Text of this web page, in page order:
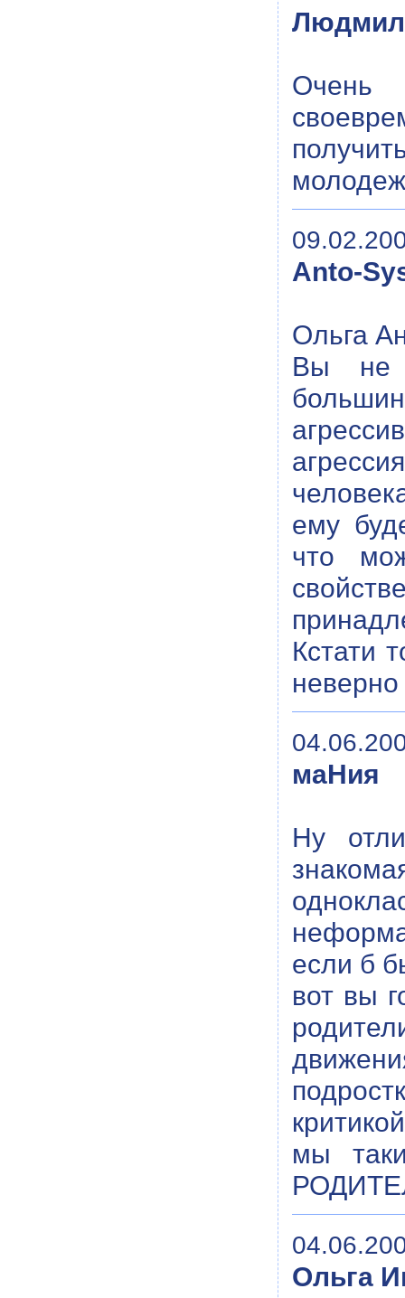
Очень
Anto-
Ольга
Вы не
ему
что
Кстати
неверно
маНия
Ну
если б
вот вы
мы
Ольга